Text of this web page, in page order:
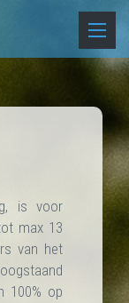
is voor
max 13
van het
100% op